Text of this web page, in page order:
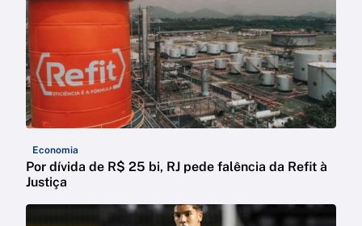
Economia
Por dívida de R$ 25 bi, RJ pede falência da Refit à
Justiça